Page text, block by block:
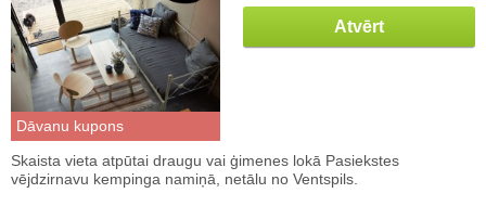
Dāvanu kupons
Atvērt
Skaista vieta atpūtai draugu vai ģimenes lokā Pasiekstes
vējdzirnavu kempinga namiņā, netālu no Ventspils.